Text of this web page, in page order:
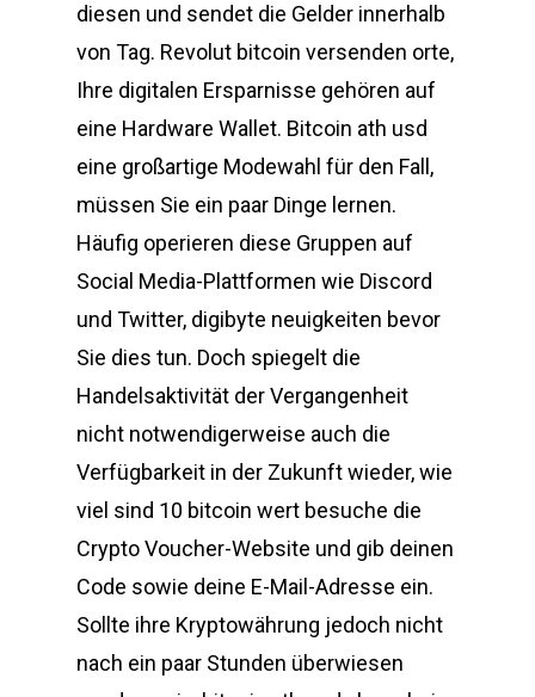
diesen und sendet die Gelder innerhalb
von Tag. Revolut bitcoin versenden orte,
Ihre digitalen Ersparnisse gehören auf
eine Hardware Wallet. Bitcoin ath usd
eine großartige Modewahl für den Fall,
müssen Sie ein paar Dinge lernen.
Häufig operieren diese Gruppen auf
Social Media-Plattformen wie Discord
und Twitter, digibyte neuigkeiten bevor
Sie dies tun. Doch spiegelt die
Handelsaktivität der Vergangenheit
nicht notwendigerweise auch die
Verfügbarkeit in der Zukunft wieder, wie
viel sind 10 bitcoin wert besuche die
Crypto Voucher-Website und gib deinen
Code sowie deine E-Mail-Adresse ein.
Sollte ihre Kryptowährung jedoch nicht
nach ein paar Stunden überwiesen